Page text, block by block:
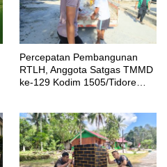
Percepatan Pembangunan
RTLH, Anggota Satgas TMMD
ke-129 Kodim 1505/Tidore